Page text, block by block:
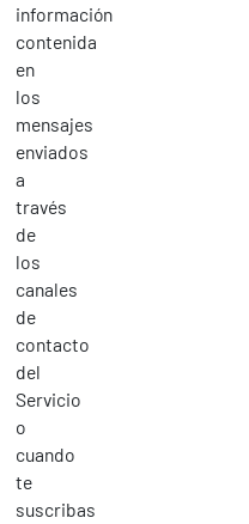
información
contenida
en
los
mensajes
enviados
a
través
de
los
canales
de
contacto
del
Servicio
o
cuando
te
suscribas